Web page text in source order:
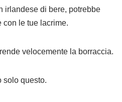
irlandese di bere, potrebbe
con le tue lacrime.
velocemente la borraccia.
solo questo.